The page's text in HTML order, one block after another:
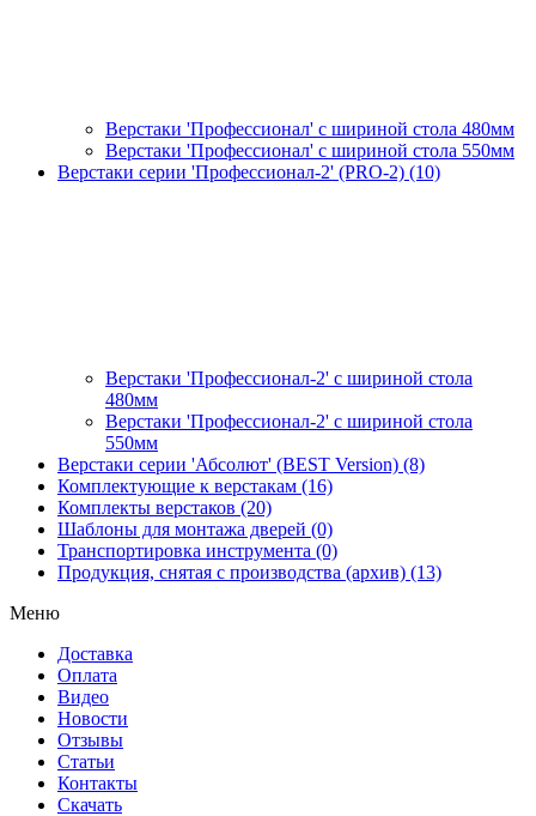
Верстаки 'Профессионал' с шириной стола 480мм
Верстаки 'Профессионал' с шириной стола 550мм
Верстаки серии 'Профессионал-2' (PRO-2) (10)
Верстаки 'Профессионал-2' с шириной стола
480мм
Верстаки 'Профессионал-2' с шириной стола
550мм
Верстаки серии 'Абсолют' (BEST Version) (8)
Комплектующие к верстакам (16)
Комплекты верстаков (20)
Шаблоны для монтажа дверей (0)
Транспортировка инструмента (0)
Продукция, снятая с производства (архив) (13)
Меню
Доставка
Оплата
Видео
Новости
Отзывы
Статьи
Контакты
Скачать